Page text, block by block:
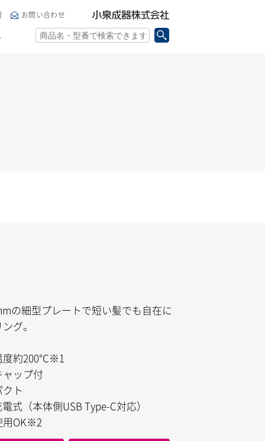
お問い合わせ
の細型プレートで短い髪でも自在に
グ。
度約200℃※1
ップ付
ト
式（本体側USB Type-C対応）
OK※2